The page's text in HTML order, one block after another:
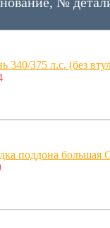
340/375 л.с. (без
поддона большая